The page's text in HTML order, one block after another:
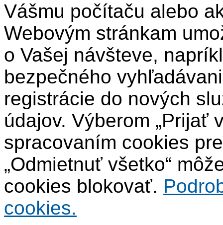
Vášmu počítaču alebo
Webovým stránkam
o Vašej návšteve,
bezpečného
registrácie do nových
údajov. Výberom „Prijať
spracovaním cookies
„Odmietnuť všetko“
cookies blokovať.
cookies.